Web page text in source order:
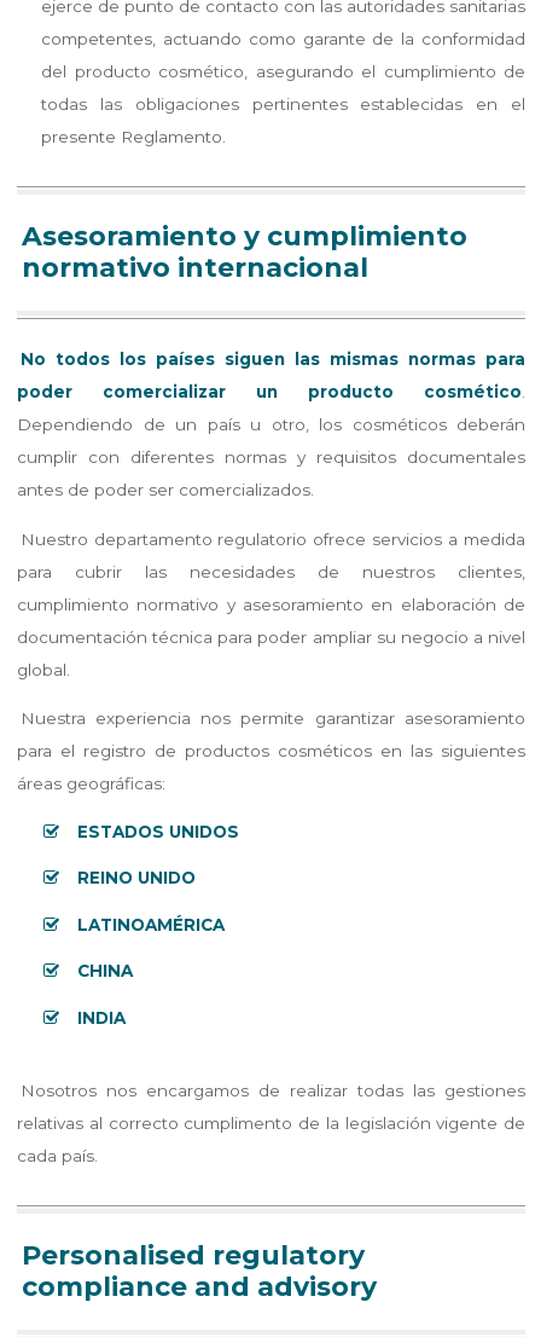
ejerce de punto de contacto con las autoridades sanitarias
competentes, actuando como garante de la conformidad
del producto cosmético, asegurando el cumplimiento de
todas las obligaciones pertinentes establecidas en el
presente Reglamento.
Asesoramiento y cumplimiento
normativo internacional
No todos los países siguen las mismas normas para
poder comercializar un producto cosmético
Dependiendo de un país u otro, los cosméticos deberán
cumplir con diferentes normas y requisitos documentales
antes de poder ser comercializados.
Nuestro departamento regulatorio ofrece servicios a medida
para cubrir las necesidades de nuestros clientes,
cumplimiento normativo y asesoramiento en elaboración de
documentación técnica para poder ampliar su negocio a nivel
global.
Nuestra experiencia nos permite garantizar asesoramiento
para el registro de productos cosméticos en las siguientes
áreas geográficas:
ESTADOS UNIDOS
REINO UNIDO
LATINOAMÉRICA
CHINA
INDIA
Nosotros nos encargamos de realizar todas las gestiones
relativas al correcto cumplimento de la legislación vigente de
cada país.
Personalised regulatory
compliance and advisory